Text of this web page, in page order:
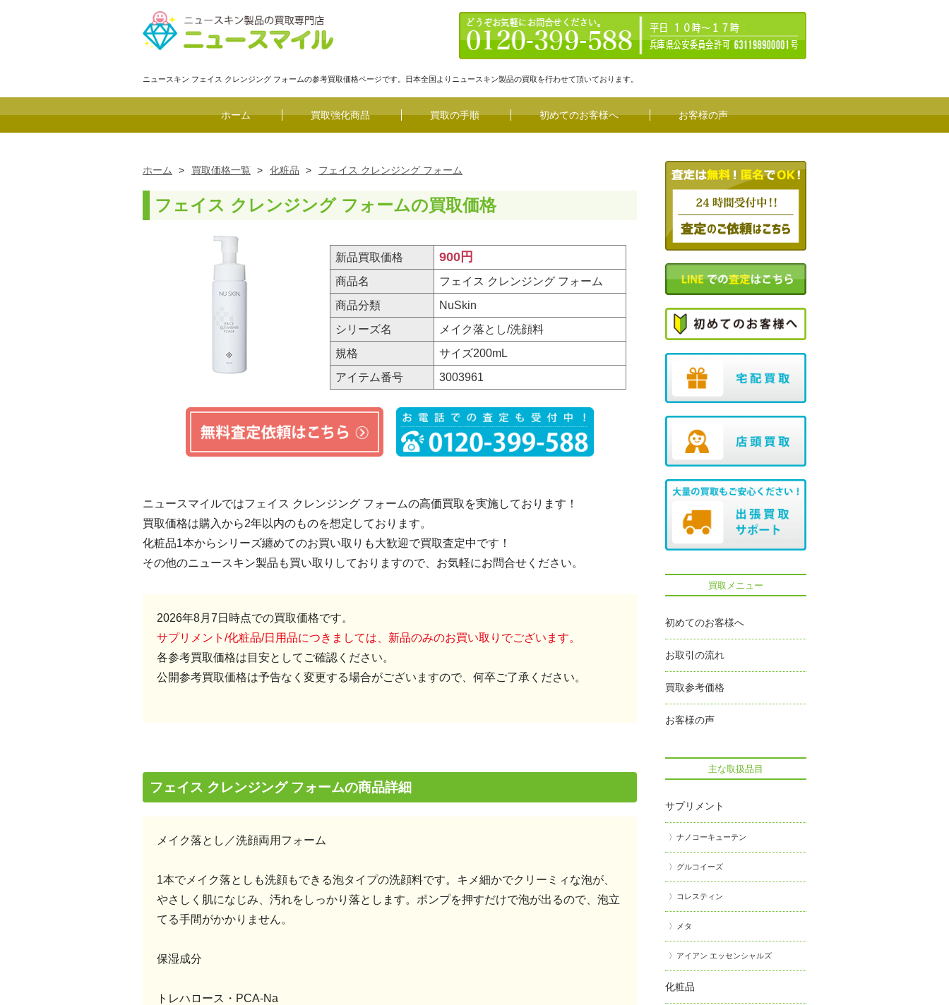
ニュースキン フェイス クレンジング フォームの参考買取価格ページです。日本全国よりニュースキン製品の買取を行わせて頂いております。
ホーム 買取強化商品 買取の手順 初めてのお客様へ お客様の声
ホーム > 買取価格一覧 > 化粧品 > フェイス クレンジング フォーム
フェイス クレンジング フォームの買取価格
新品買取価格 900円
商品名
フェイス クレンジング フォーム
商品分類
NuSkin
シリーズ名
メイク落とし/洗顔料
規格
サイズ200mL
アイテム番号
3003961
ニュースマイルではフェイス クレンジング フォームの高価買取を実施しております！
買取価格は購入から2年以内のものを想定しております。
化粧品1本からシリーズ纏めてのお買い取りも大歓迎で買取査定中です！
その他のニュースキン製品も買い取りしておりますので、お気軽にお問合せください。
2026年8月7日時点での買取価格です。
サプリメント/化粧品/日用品につきましては、新品のみのお買い取りでございます。
各参考買取価格は目安としてご確認ください。
公開参考買取価格は予告なく変更する場合がございますので、何卒ご了承ください。
フェイス クレンジング フォームの商品詳細
メイク落とし／洗顔両用フォーム
1本でメイク落としも洗顔もできる泡タイプの洗顔料です。キメ細かでクリーミィな泡が、
やさしく肌になじみ、汚れをしっかり落とします。ポンプを押すだけで泡が出るので、泡立
てる手間がかかりません。
保湿成分
トレハロース・PCA-Na
買取メニュー
初めてのお客様へ
お取引の流れ
買取参考価格
お客様の声
主な取扱品目
サプリメント
ナノコーキューテン
グルコイーズ
コレスティン
メタ
アイアン エッセンシャルズ
化粧品